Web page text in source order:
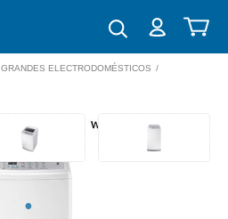
GRANDES ELECTRODOMÉSTICOS /